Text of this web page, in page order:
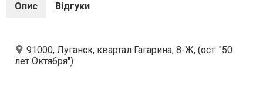
Опис Відгуки
91000, Луганск, квартал Гагарина, 8-Ж, (ост. "50
лет Октября")